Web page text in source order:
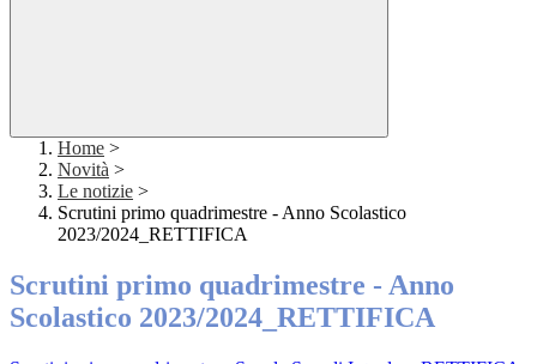
Home >
Novità >
Le notizie >
Scrutini primo quadrimestre - Anno Scolastico
2023/2024_RETTIFICA
Scrutini primo quadrimestre - Anno
Scolastico 2023/2024_RETTIFICA